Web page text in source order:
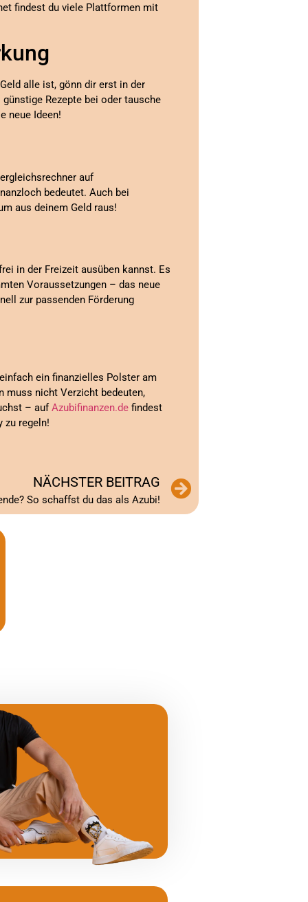
findest du viele Plattformen mit
alle ist, gönn dir erst in der
Rezepte bei oder tausche
neue Ideen!
auf
bedeutet. Auch bei
aus deinem Geld raus!
in der Freizeit ausüben kannst. Es
Voraussetzungen – das neue
zur passenden Förderung
ein finanzielles Polster am
muss nicht Verzicht bedeuten,
– aufAzubifinanzen.de findest
zu regeln!
NÄCHSTER BEITRAG
So schaffst du das als Azubi!